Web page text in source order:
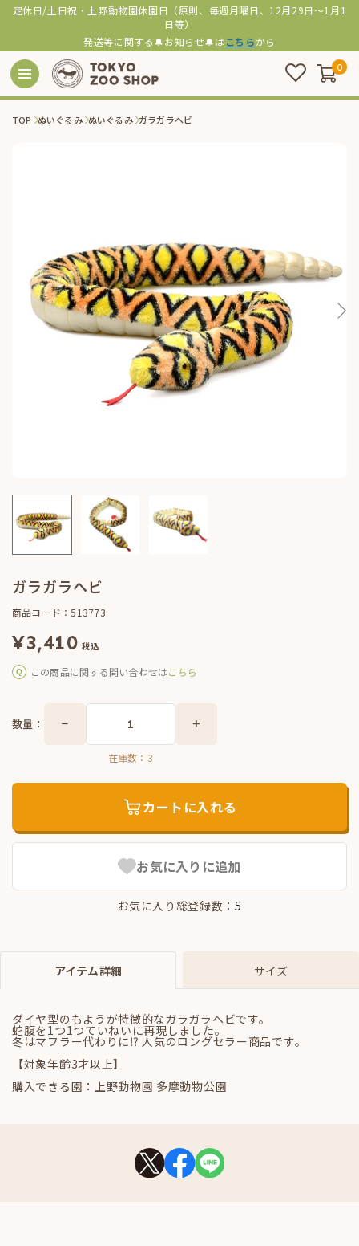
定休日/土日祝・上野動物園休園日（原則、毎週月曜日、12月29日～1月1
日等）
発送等に関する🔔お知らせ🔔は こちらから
0
TOP ぬいぐるみ ぬいぐるみ ガラガラヘビ
ガラガラヘビ
商品コード：513773
¥3,410 税込
この商品に関する問い合わせはこちら
お気に入りに追加
お気に入り総登録数：5
数量：
在庫数： 3
カートに入れる
アイテム詳細 サイズ
ダイヤ型のもようが特徴的なガラガラヘビです。
蛇腹を1つ1つていねいに再現しました。
冬はマフラー代わりに⁉ 人気のロングセラー商品です。
【対象年齢3才以上】
購入できる園：上野動物園 多摩動物公園